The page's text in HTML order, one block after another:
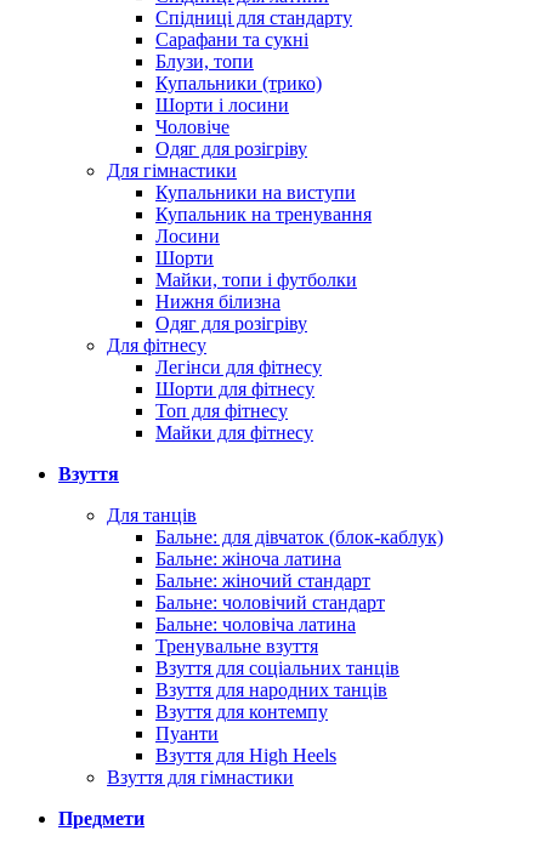
Спідниці для стандарту
Сарафани та сукні
Блузи, топи
Купальники (трико)
Шорти і лосини
Чоловіче
Одяг для розігріву
Для гімнастики
Купальники на виступи
Купальник на тренування
Лосини
Шорти
Майки, топи і футболки
Нижня білизна
Одяг для розігріву
Для фітнесу
Легінси для фітнесу
Шорти для фітнесу
Топ для фітнесу
Майки для фітнесу
Взуття
Для танців
Бальне: для дівчаток (блок-каблук)
Бальне: жіноча латина
Бальне: жіночий стандарт
Бальне: чоловічий стандарт
Бальне: чоловіча латина
Тренувальне взуття
Взуття для соціальних танців
Взуття для народних танців
Взуття для контемпу
Пуанти
Взуття для High Heels
Взуття для гімнастики
Предмети